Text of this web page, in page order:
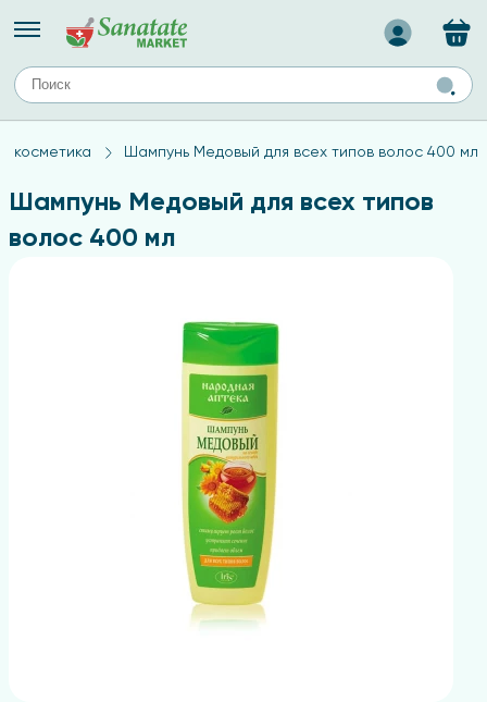
лица
Назад
ТИПЫ КОЖИ
Средства для комбинированной кожи
Средства для проблемной кожи
косметика Шампунь Медовый для всех типов волос 400 мл
Шампунь Медовый для всех типов
волос 400 мл